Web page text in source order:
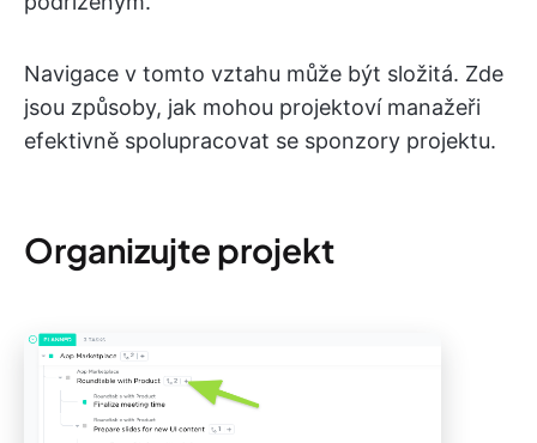
Navigace v tomto vztahu může být složitá. Zde
jsou způsoby, jak mohou projektoví manažeři
efektivně spolupracovat se sponzory projektu.
Organizujte projekt